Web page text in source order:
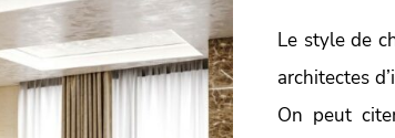
Le style de
architectes
On peut